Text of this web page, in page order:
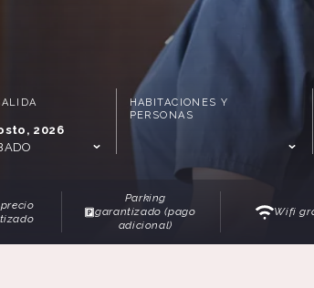
2026
HABITACIONES Y
PERSONAS
Parking
garantizado (pago
adicional)
Wifi